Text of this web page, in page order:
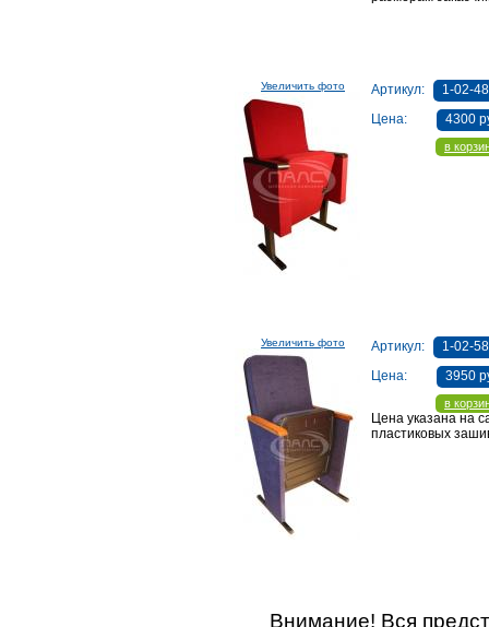
Увеличить фото Артикул:
1-02-
Цена:
4300
в
Увеличить фото Артикул:
1-02-58
Цена:
3950
в
Цена указана на
пластиковых
Внимание! Вся